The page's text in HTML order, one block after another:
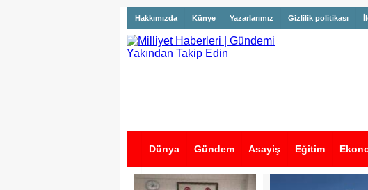
Hakkımızda Künye Yazarlarımız Gizlilik politikası
Dünya Gündem Asayiş Eğitim
İş İlanları